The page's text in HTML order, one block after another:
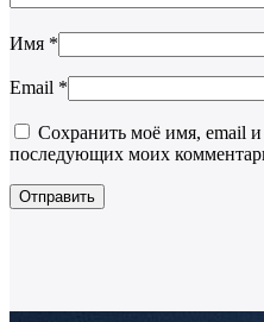
Имя *
Email *
Сохранить моё имя, email и
последующих моих